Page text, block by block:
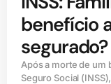
benefício
segurado?
Após a morte de um
Seguro Social